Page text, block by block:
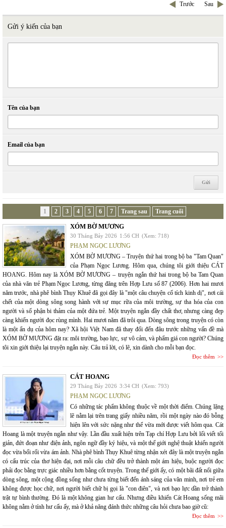
Trước Sau
Gửi ý kiến của bạn
Tên của bạn
Email của bạn
1 2 3 4 5 6 7 Trang sau Trang cuối
XÓM BỜ MƯƠNG
30 Tháng Bảy 2026 1:56 CH (Xem: 718)
PHẠM NGỌC LƯƠNG
XÓM BỜ MƯƠNG – Truyện thứ hai trong bộ ba "Tam Quan"
của Phạm Ngọc Lương. Hôm qua, chúng tôi giới thiệu CÁT
HOANG. Hôm nay là XÓM BỜ MƯƠNG – truyện ngắn thứ hai trong bộ ba Tam Quan
của nhà văn trẻ Phạm Ngọc Lương, từng đăng trên Hợp Lưu số 87 (2006). Hơn hai mươi
năm trước, nhà phê bình Thụy Khuê đã gọi đây là "một câu chuyện cổ tích kinh dị", nơi cái
chết của một dòng sông song hành với sự mục rữa của môi trường, sự tha hóa của con
người và số phận bi thảm của một đứa trẻ. Một truyện ngắn đầy chất thơ, nhưng càng đẹp
càng khiến người đọc rùng mình. Hai mươi năm đã trôi qua. Dòng sông trong truyện có còn
là một ẩn dụ của hôm nay? Xã hội Việt Nam đã thay đổi đến đâu trước những vấn đề mà
XÓM BỜ MƯƠNG đặt ra: môi trường, bạo lực, sự vô cảm, và phẩm giá con người? Chúng
tôi xin giới thiệu lại truyện ngắn này. Câu trả lời, có lẽ, xin dành cho mỗi bạn đọc.
Đọc thêm
CÁT HOANG
29 Tháng Bảy 2026 3:34 CH (Xem: 793)
PHẠM NGỌC LƯƠNG
Có những tác phẩm không thuộc về một thời điểm. Chúng lặng
lẽ nằm lại trên trang giấy nhiều năm, rồi một ngày nào đó bỗng
hiện lên với sức nặng như thể vừa mới được viết hôm qua. Cát
Hoang là một truyện ngắn như vậy. Lần đầu xuất hiện trên Tạp chí Hợp Lưu bởi lối viết tối
giản, đứt đoạn như điện ảnh, ngôn ngữ đầy ký hiệu, và một thế giới nghệ thuật khiến người
đọc vừa bối rối vừa ám ảnh. Nhà phê bình Thụy Khuê từng nhận xét đây là một truyện ngắn
có cấu trúc của thơ hiện đại, nơi mỗi câu chữ đều trở thành một ám hiệu, buộc người đọc
phải đọc bằng trực giác nhiều hơn bằng cốt truyện. Trong thế giới ấy, có một bãi đất nổi giữa
dòng sông, một cộng đồng sống như chưa từng biết đến ánh sáng của văn minh, nơi trẻ em
không được học chữ, nơi người biết chữ bị gọi là "con điên", và nơi bạo lực dần trở thành
trật tự bình thường. Đó là một không gian hư cấu. Nhưng điều khiến Cát Hoang sống mãi
không nằm ở tính hư cấu ấy, mà ở khả năng đánh thức những câu hỏi chưa bao giờ cũ:
Đọc thêm